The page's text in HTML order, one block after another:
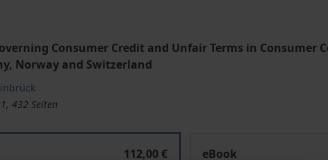
Consumer Credit and Unfair Terms in Consumer
Norway and Switzerland
432 Seiten
112,00 €
eBook